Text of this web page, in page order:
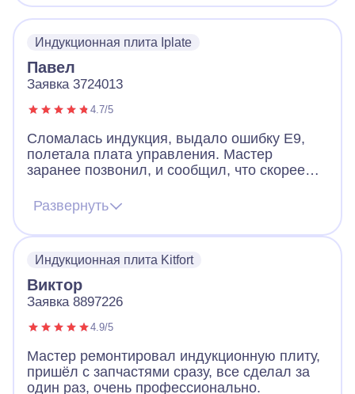
Индукционная плита Iplate
Павел
Заявка 3724013
4.7/5
Сломалась индукция, выдало ошибку Е9,
полетала плата управления. Мастер
заранее позвонил, и сообщил, что скорее
починить и без замены. Цена на платы
начинается от 12к и выше. Мастер приехал,
все продиагностировал и смог починить без
Развернуть
Индукционная плита Kitfort
Виктор
Заявка 8897226
4.9/5
Мастер ремонтировал индукционную плиту,
пришёл с запчастями сразу, все сделал за
один раз, очень профессионально.